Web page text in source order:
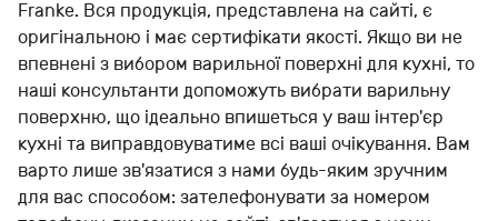
Franke. Вся продукція, представлена на сайті, є
оригінальною і має сертифікати якості. Якщо ви не
впевнені з вибором варильної поверхні для кухні, то
наші консультанти допоможуть вибрати варильну
поверхню, що ідеально впишеться у ваш інтер'єр
кухні та виправдовуватиме всі ваші очікування. Вам
варто лише зв'язатися з нами будь-яким зручним
для вас способом: зателефонувати за номером